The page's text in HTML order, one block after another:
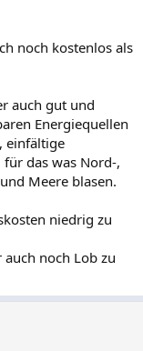
noch kostenlos als
auch gut und
Energiequellen
einfältige
das was Nord-,
Meere blasen.
niedrig zu
noch Lob zu